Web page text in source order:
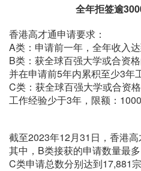
全年拒签逾
香港高才通申请要求：
A类：申请前一年，全年收入
B类：获全球百强大学或合资
并在申请前5年内累积至少3年
C类：获全球百强大学或合资
工作经验少于3年，限额：
截至2023年12月31日，香港
其中，B类接获的申请数量最
C类申请总数分别达到17,881宗